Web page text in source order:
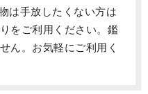
は手放したくない方は
をご利用ください。鑑
ん。お気軽にご利用く